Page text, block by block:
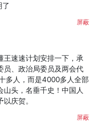
了
屏蔽
王速速计划安排一下，承
员、政治局委员及两会代
多人，而是4000多人全部
山头，名垂千史！中国人
庆贺。
屏蔽